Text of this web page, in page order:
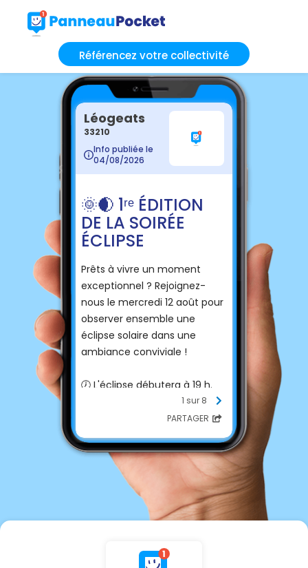
Référencez votre collectivité
Léogeats
33210
Info publiée le
04/08/2026
🌞🌒 1ʳᵉ ÉDITION
DE LA SOIRÉE
ÉCLIPSE
Prêts à vivre un moment
exceptionnel ? Rejoignez-
nous le mercredi 12 août pour
observer ensemble une
éclipse solaire dans une
ambiance conviviale !
🕖 L'éclipse débutera à 19 h.
👉 Rendez-vous 30 minutes
avant, devant la salle des
fêtes, afin de récupérer votre
paire de lunettes.
😎 Seulement 50 paires de
lunettes spéciales éclipse
seront distribuées
gratuitement aux 50 premiers
⚠️ Pour votre sécurité,
1 sur 8
PARTAGER